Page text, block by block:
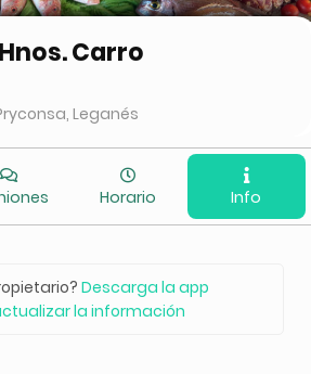
Carro
Leganés
Horario Info
Descarga la app
la información